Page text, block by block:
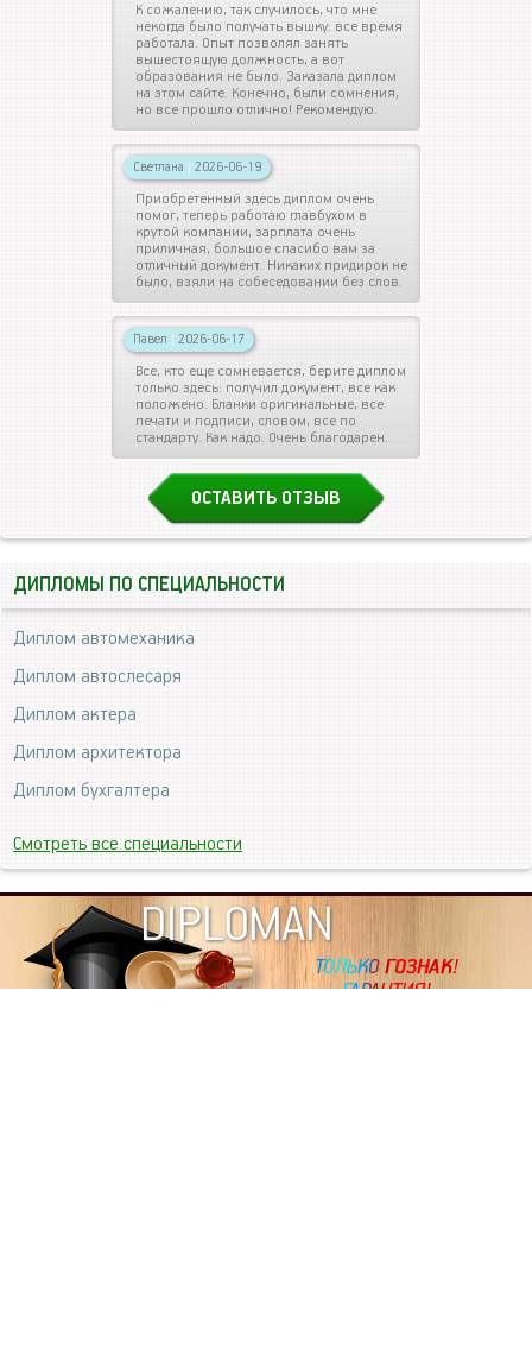
К сожалению, так случилось, что мне
некогда было получать вышку: все время
работала. Опыт позволял занять
вышестоящую должность, а вот
образования не было. Заказала диплом
на этом сайте. Конечно, были сомнения,
но все прошло отлично! Рекомендую.
Светлана | 2026-06-19
Приобретенный здесь диплом очень
помог, теперь работаю главбухом в
крутой компании, зарплата очень
приличная, большое спасибо вам за
отличный документ. Никаких придирок не
было, взяли на собеседовании без слов.
Павел | 2026-06-17
Все, кто еще сомневается, берите диплом
только здесь: получил документ, все как
положено. Бланки оригинальные, все
печати и подписи, словом, все по
стандарту. Как надо. Очень благодарен.
ОСТАВИТЬ ОТЗЫВ
ДИПЛОМЫ ПО СПЕЦИАЛЬНОСТИ
Диплом автомеханика
Диплом автослесаря
Диплом актера
Диплом архитектора
Диплом бухгалтера
Смотреть все специальности
DIPLOMAN